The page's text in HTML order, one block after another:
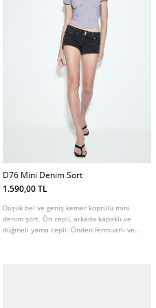
D76 Mini Denim Sort
1.590,00 TL
Düşük bel ve geniş kemer köprülü mini
denim şort. Ön cepli, arkada kapaklı ve
düğmeli yama cepli. Önden fermuarlı ve